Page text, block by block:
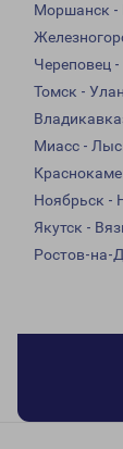
Моршанск
Череповец
Томск -
Миасс -
Ноябрьск -
Якутск -
Ростов-на-